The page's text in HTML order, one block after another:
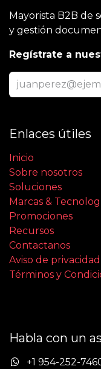
Mayorista B2B de
y gestión
Regístrate a
Enlaces útiles
Inicio
Sobre nosotros
Soluciones
Marcas &
Promociones
Recursos
Contactanos
Aviso de privacidad
Términos y
Habla con un
+1 954-252-